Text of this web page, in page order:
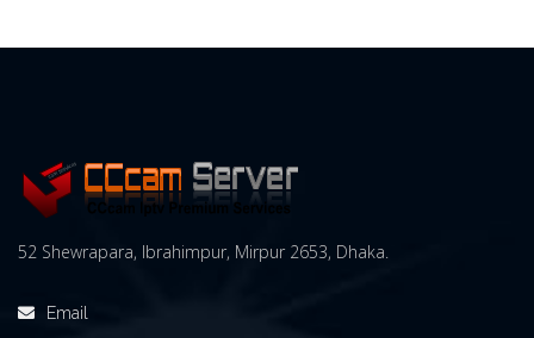
52 Shewrapara, Ibrahimpur, Mirpur 2653, Dhaka.
Email